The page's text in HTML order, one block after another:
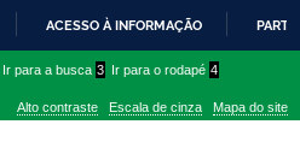
PARA
CONTEÚDO
ACESSO À INFORMAÇÃO
Ir para a busca 3 Ir para o rodapé 4
Alto contraste Escala de cinza Mapa do site